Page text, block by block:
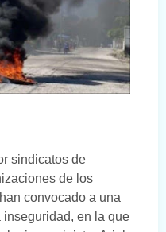
sindicatos de
de los
convocado a una
en la que